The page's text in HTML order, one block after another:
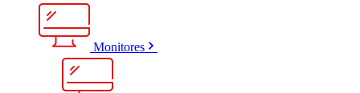
Monitores